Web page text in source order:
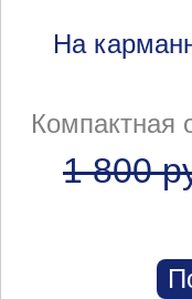
На
Компактная
1 800